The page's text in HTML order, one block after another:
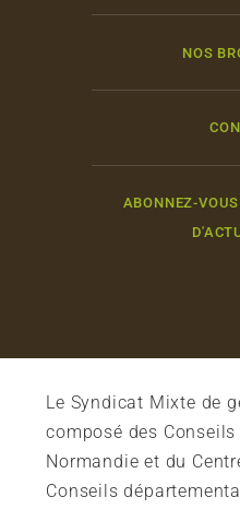
NOS
ABONNEZ-
Le Syndicat Mixte de
composé des
Normandie et du
Conseils